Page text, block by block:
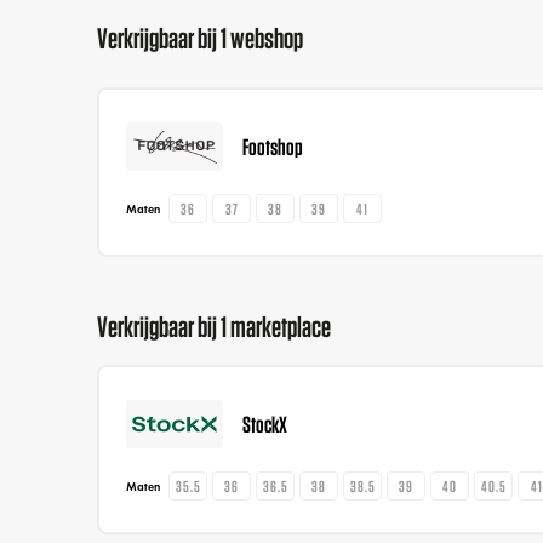
Verkrijgbaar bij 1 webshop
Footshop
Maten 36 37 38 39 41
Verkrijgbaar bij 1 marketplace
StockX
Maten 35.5 36 36.5 38 38.5 39 40 40.5 41